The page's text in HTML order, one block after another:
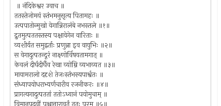
॥ नंदिकेश्वर उवाच ॥
ततस्तेजोमयं स्तंभमनुसृत्य पितामहः ॥
उत्पपातोन्मुखो वेगान्निरालंबे नभस्तले ॥१॥
द्रुतमुत्पततस्तस्य पक्षावेगेन वारिताः ॥
व्यशीर्यत समुद्वर्ताः प्रणुन्ना इव वायुभिः ॥२॥
स वेगादुत्पतन्दूरं नाक्ष्णोर्विषयतामगात् ॥
केवलं दीर्घदीर्घैव रेखा व्योम्नि व्यभाव्यत ॥३॥
मायामरालो ददृशे तेजःस्तंभस्यपार्श्वतः ॥
संध्यापयोधराभ्यर्णचारीव रजनीकरः ॥४॥
प्रागत्यगादुत्पततां ततोऽध्वानं पयोमुचाम् ॥